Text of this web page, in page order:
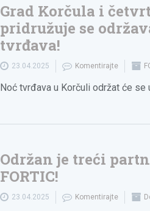
Grad Korčula i
pridružuje se
tvrđava!
23.04.2025 Komentirajte
Noć tvrđava u Korčuli održat će
Održan je treći
FORTIC!
23.04.2025 Komentirajte